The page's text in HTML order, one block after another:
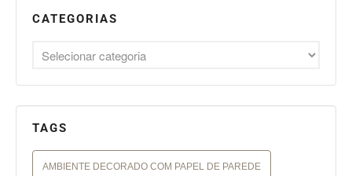
CATEGORIAS
TAGS
AMBIENTE DECORADO COM PAPEL DE PAREDE